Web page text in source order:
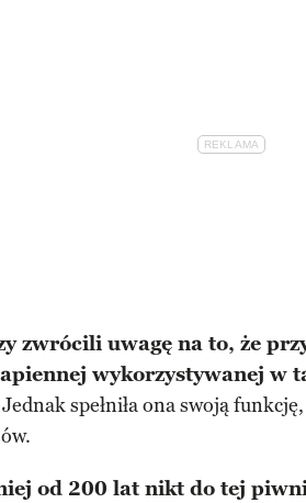
zwrócili uwagę na to, że
wykorzystywanej w
spełniła ona swoją
od 200 lat nikt do tej